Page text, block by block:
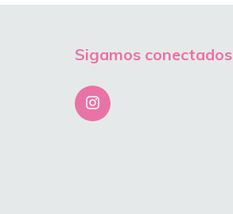
Sigamos conectados